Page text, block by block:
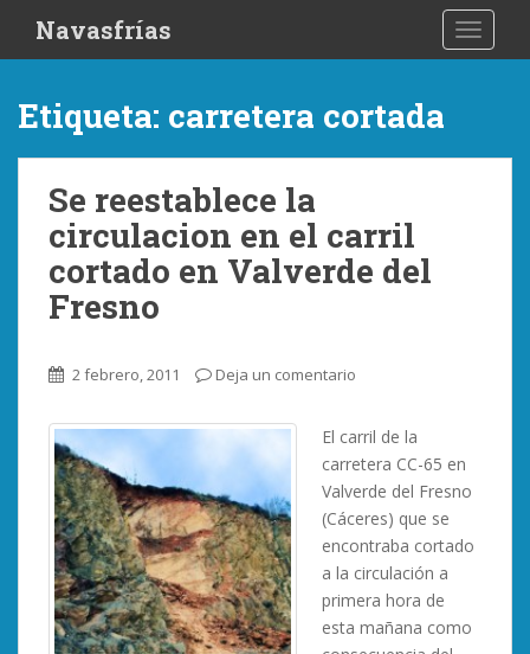
i
Navasfrías
Etiqueta: carretera cortada
Se reestablece la
circulacion en el carril
cortado en Valverde del
Fresno
2 febrero, 2011 Deja un comentario
El carril de la
carretera CC-65 en
Valverde del Fresno
(Cáceres) que se
encontraba cortado
a la circulación a
primera hora de
esta mañana como